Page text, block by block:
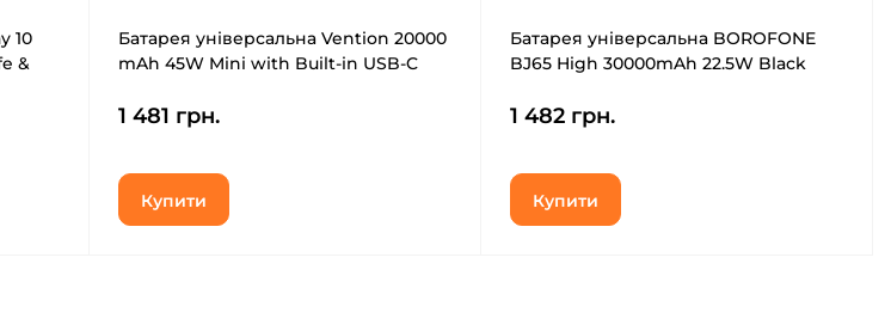
10
&
Батарея універсальна Vention 20000
mAh 45W Mini with Built-in USB-C
1 481 грн.
Купити
Батарея універсальна BOROFONE
BJ65 High 30000mAh 22.5W Black
1 482 грн.
Купити